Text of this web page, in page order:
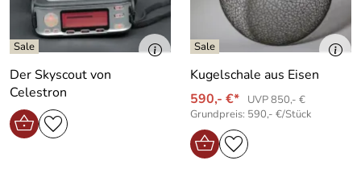
Der Skyscout von
Celestron
Kugelschale aus Eisen
590,- €*
UVP 850,- €
Grundpreis: 590,- €/Stück